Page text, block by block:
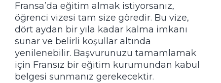
Fransa’da eğitim almak istiyorsanız,
öğrenci vizesi tam size göredir. Bu vize,
dört aydan bir yıla kadar kalma imkanı
sunar ve belirli koşullar altında
yenilenebilir. Başvurunuzu tamamlamak
için Fransız bir eğitim kurumundan kabul
belgesi sunmanız gerekecektir.